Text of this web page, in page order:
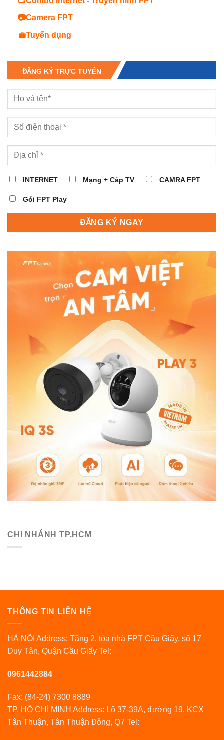
📷Camera FPT
💼Tuyển dụng
ĐĂNG KÝ TRỰC TUYẾN
INTERNET Mạng + Cáp TV CAMRA FPT
Gói FPT Play
CHI NHÁNH TP.HCM
THÔNG TIN LIÊN HỆ
HÀ NỘI Address: Tầng 2, tòa nhà FPT Cầu Giấy, số 17
Duy Tân, Quận Cầu Giấy Tel:
0961442884
Fax: (84-24) 7300 8889
TP. HỒ CHÍ MINH Address: Lô 37-39A, đường 19, KCX
Tân Thuận, Tân Thuận Đông, Q7 Tel: